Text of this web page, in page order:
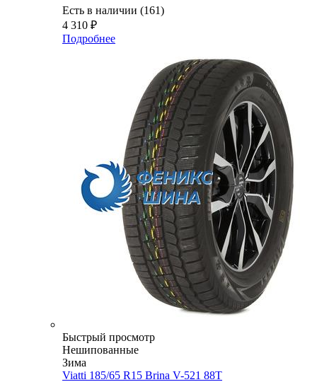
Есть в наличии (161)
4 310 ₽
Подробнее
Быстрый просмотр
Нешипованные
Зима
Viatti 185/65 R15 Brina V-521 88T